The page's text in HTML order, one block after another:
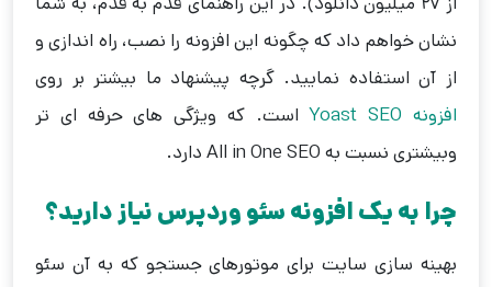
نشان خواهم داد که چگونه این افزونه را نصب، راه اندازی و
از آن استفاده نمایید. گرچه پیشنهاد ما بیشتر بر روی
افزونه Yoast SEO
است. که ویژگی های حرفه ای تر
وبیشتری نسبت به All in One SEO دارد.
چرا به یک افزونه سئو وردپرس نیاز دارید؟
بهینه سازی سایت برای موتورهای جستجو که به آن سئو